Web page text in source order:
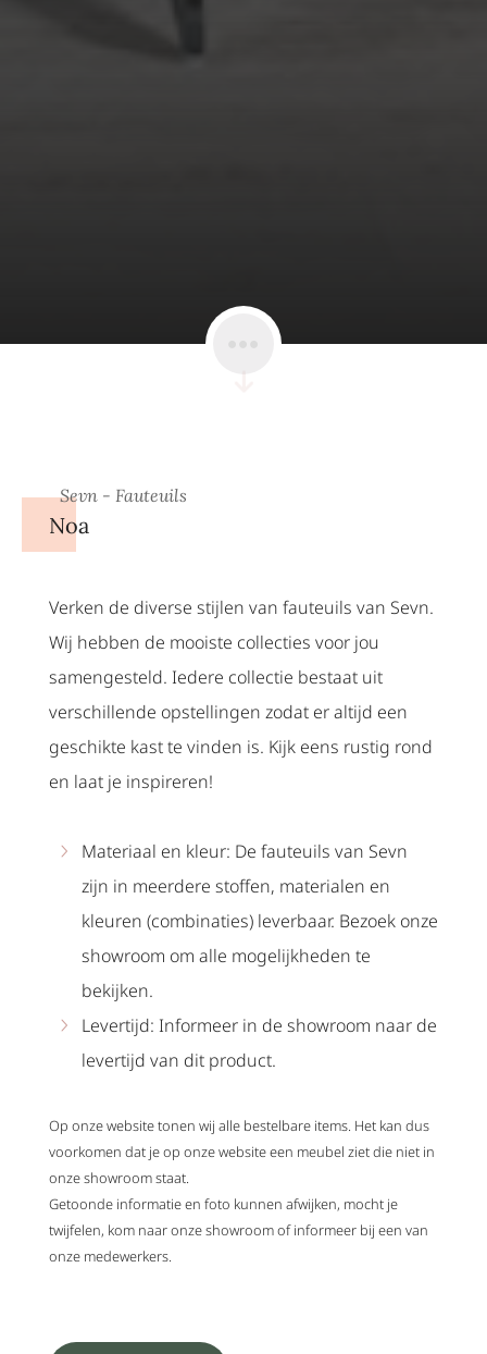
Sevn - Fauteuils
Noa
Verken de diverse stijlen van fauteuils van Sevn.
Wij hebben de mooiste collecties voor jou
samengesteld. Iedere collectie bestaat uit
verschillende opstellingen zodat er altijd een
geschikte kast te vinden is. Kijk eens rustig rond
en laat je inspireren!
Materiaal en kleur: De fauteuils van Sevn
zijn in meerdere stoffen, materialen en
kleuren (combinaties) leverbaar. Bezoek onze
showroom om alle mogelijkheden te
bekijken.
Levertijd: Informeer in de showroom naar de
levertijd van dit product.
Op onze website tonen wij alle bestelbare items. Het kan dus
voorkomen dat je op onze website een meubel ziet die niet in
onze showroom staat.
Getoonde informatie en foto kunnen afwijken, mocht je
twijfelen, kom naar onze showroom of informeer bij een van
onze medewerkers.